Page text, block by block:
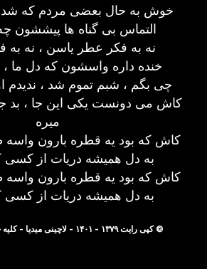
خوش به حال بعضی مردم که
التماس بی گناه ها پیششون
نه به فکر عطر یاسن ، نه به
خنده داره واسشون که دل ما ،
چی بگم ، شبم تموم شد ، ندیدم
کاش می دونست یکی این جا ،
میره
کاش که بود یه قطره بارون واسه
به دل همیشه دریات از کسی
کاش که بود یه قطره بارون واسه
به دل همیشه دریات از کسی
© کپی رایت ۱۳۷۹ - ۱۴۰۱ - لاچینی میدیا - کلیه حقوق محفوظ است